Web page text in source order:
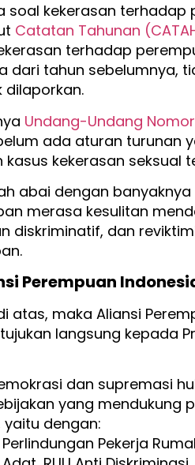
soal kekerasan
Catatan Tahunan
terhadap
dari tahun sebelumnya,
dilaporkan.
Undang-Undang
ada aturan turunan
kasus kekerasan seksual
abai dengan
merasa kesulitan
diskriminatif, dan
Perempuan
atas, maka Aliansi
langsung kepada
dan supremasi
yang mendukung
dengan:
Perlindungan Pekerja